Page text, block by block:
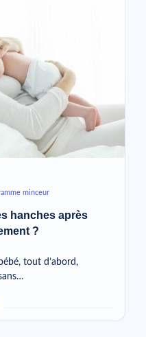
minceur
hanches après
?
tout d’abord,